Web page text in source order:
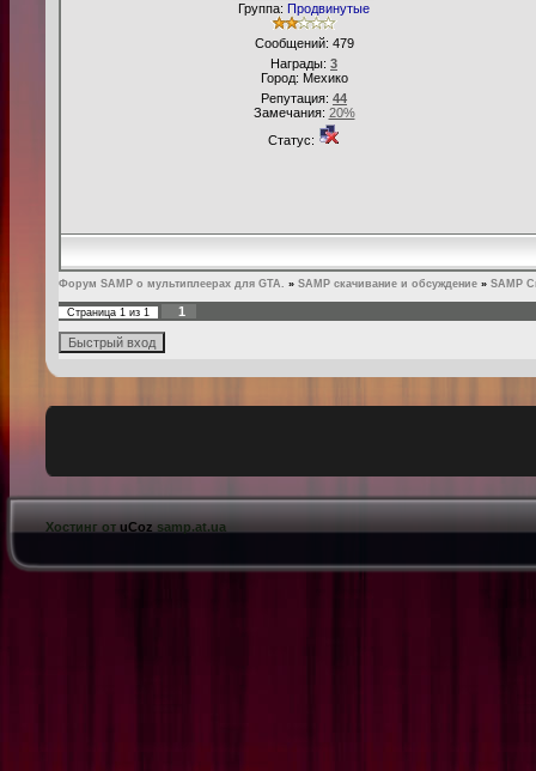
Группа: Продвинутые
Сообщений: 479
Награды: 3
Город: Мехико
Репутация: 44
Замечания: 20%
Статус:
Форум SAMP о мультиплеерах для GTA. » SAMP скачивание и обсуждение » SAMP
Страница 1 из 1 1
Хостинг от uCoz samp.at.ua